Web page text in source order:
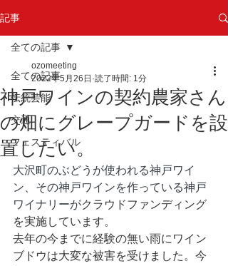
記事
全ての記事
伝統芸能
交通
フェスティバル
全ての記事
神戸ワインの契約農家さん
の畑にグレープガードを設
置したい。
ozomeeting
2022年5月26日 読了時間: 1分
大沢町のぶどうが使われる神戸ワイ
ン、その神戸ワインを作っている神戸
ワイナリーがクラウドファンディング
を実施しています。
去年の今までに経験の無い雨にワイン
ブドウは大変な被害を受けました。今